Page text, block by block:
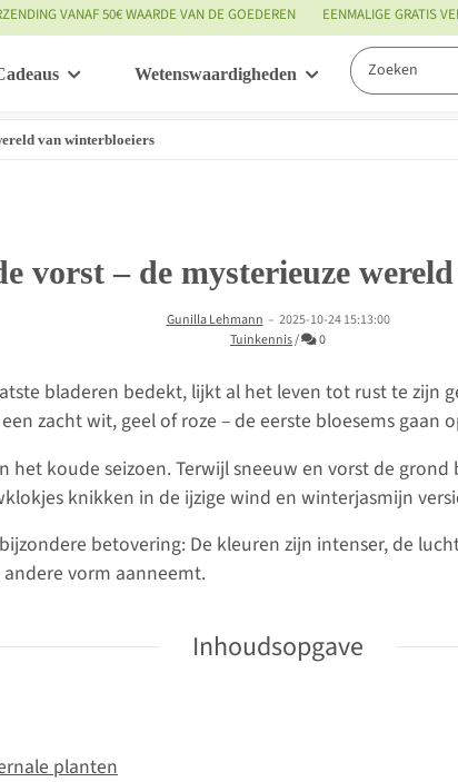
VANAF 50€ WAARDE VAN DE GOEDEREN EENMALIGE GRATIS
Wetenswaardigheden Service
van winterbloeiers
vorst – de mysterieuze
Gunilla Lehmann – 2025-10-24 15:13:00
Tuinkennis/ Commentaren
0
bladeren bedekt, lijkt al het leven tot rust te zijn
zacht wit, geel of roze – de eerste bloesems gaan
het koude seizoen. Terwijl sneeuw en vorst de
knikken in de ijzige wind en winterjasmijn
betovering: De kleuren zijn intenser, de
vorm aanneemt.
Inhoudsopgave
planten